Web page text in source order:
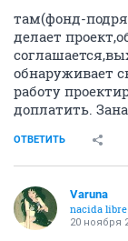
там(фонд-
делает
обнаруживает
работу
доплатить.
ОТВЕТИТЬ
Varuna
nacida libre
20 ноября